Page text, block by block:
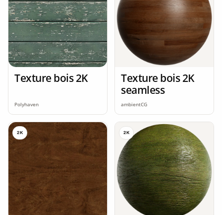
Texture bois 2K
Polyhaven
Texture bois 2K
seamless
ambientCG
2K 2K